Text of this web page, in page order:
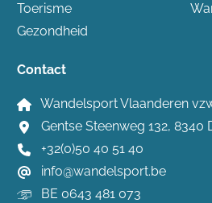
Toerisme
Gezondheid
Contact
Wandelsport Vlaanderen
Gentse Steenweg 132, 8340
+32(0)50 40 51 40
info@wandelsport.be
BE 0643 481 073